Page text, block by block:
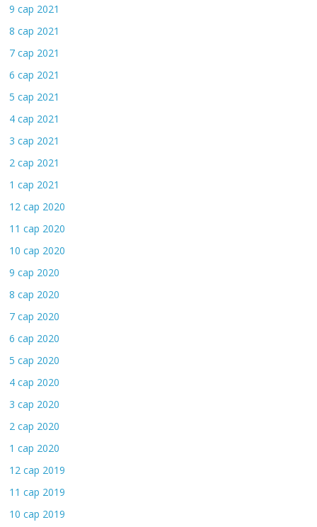
9 сар 2021
8 сар 2021
7 сар 2021
6 сар 2021
5 сар 2021
4 сар 2021
3 сар 2021
2 сар 2021
1 сар 2021
12 сар 2020
11 сар 2020
10 сар 2020
9 сар 2020
8 сар 2020
7 сар 2020
6 сар 2020
5 сар 2020
4 сар 2020
3 сар 2020
2 сар 2020
1 сар 2020
12 сар 2019
11 сар 2019
10 сар 2019